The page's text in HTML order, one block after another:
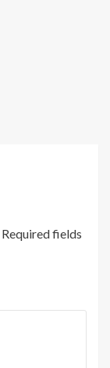
Required fields